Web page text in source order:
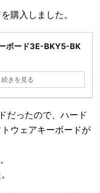
購入しました。
ボード3E-BKY5-BK
続きを見る
だったので、ハード
ウェアキーボードが